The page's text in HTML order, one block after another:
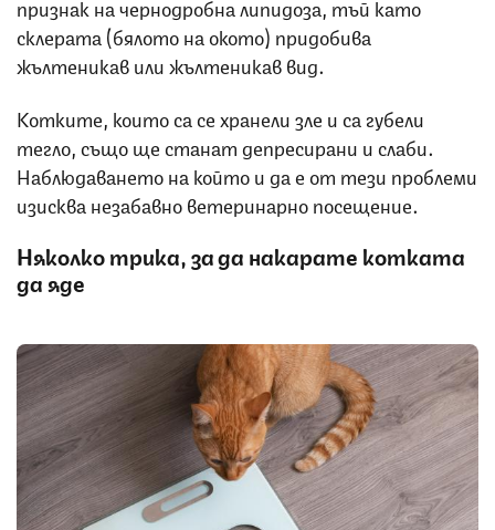
признак на чернодробна липидоза, тъй като
склерата (бялото на окото) придобива
жълтеникав или жълтеникав вид.
Котките, които са се хранели зле и са губели
тегло, също ще станат депресирани и слаби.
Наблюдаването на който и да е от тези проблеми
изисква незабавно ветеринарно посещение.
Няколко трика, за да накарате котката
да яде